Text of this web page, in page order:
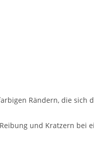
Rändern, die sich
und Kratzern bei